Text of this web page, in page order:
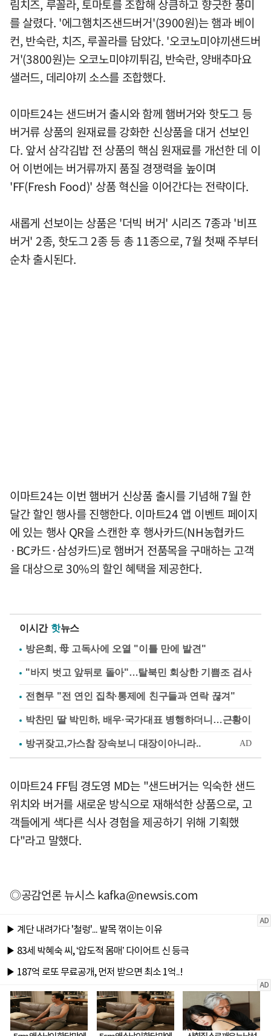
림치즈, 루꼴라, 토마토를 조합해 상큼하고 향긋한 풍미
를 살렸다. '에그햄치즈샌드버거'(3900원)는 햄과 베이
컨, 반숙란, 치즈, 루꼴라를 담았다. '오코노미야끼샌드버
거'(3800원)는 오코노미야끼튀김, 반숙란, 양배추마요
샐러드, 데리야끼 소스를 조합했다.
이마트24는 샌드버거 출시와 함께 햄버거와 핫도그 등
버거류 상품의 원재료를 강화한 신상품을 대거 선보인
다. 앞서 삼각김밥 전 상품의 핵심 원재료를 개선한 데 이
어 이번에는 버거류까지 품질 경쟁력을 높이며
'FF(Fresh Food)' 상품 혁신을 이어간다는 전략이다.
새롭게 선보이는 상품은 '더빅 버거' 시리즈 7종과 '비프
버거' 2종, 핫도그 2종 등 총 11종으로, 7월 첫째 주부터
순차 출시된다.
이마트24는 이번 햄버거 신상품 출시를 기념해 7월 한
달간 할인 행사를 진행한다. 이마트24 앱 이벤트 페이지
에 있는 행사 QR을 스캔한 후 행사카드(NH농협카드
·BC카드·삼성카드)로 햄버거 전품목을 구매하는 고객
을 대상으로 30%의 할인 혜택을 제공한다.
이시간 핫뉴스
방은희, 母 고독사에 오열 "이틀 만에 발견"
"바지 벗고 앞뒤로 돌아"…탈북민 회상한 기쁨조 검사
전현무 "전 연인 집착·통제에 친구들과 연락 끊겨"
박찬민 딸 박민하, 배우·국가대표 병행하더니…근황이
이마트24 FF팀 경도영 MD는 "샌드버거는 익숙한 샌드
위치와 버거를 새로운 방식으로 재해석한 상품으로, 고
객들에게 색다른 식사 경험을 제공하기 위해 기획했
다"라고 말했다.
◎공감언론 뉴시스kafka@newsis.com